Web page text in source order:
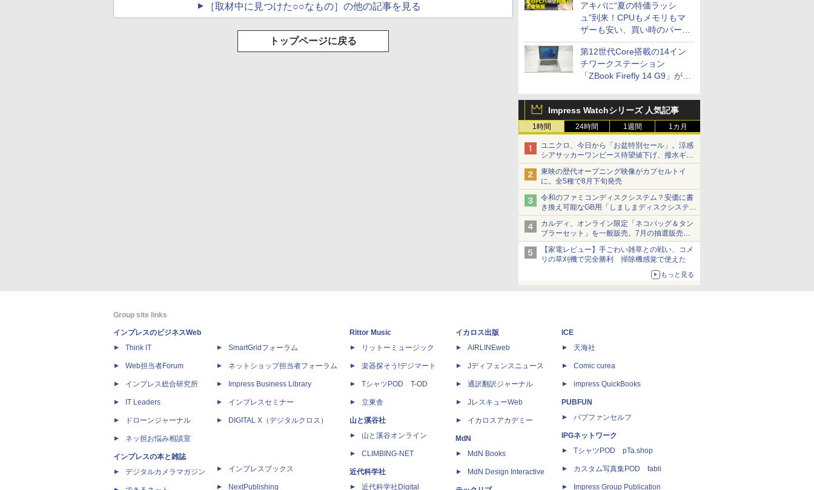
アキバに“夏の特価ラッシ
ュ”到来！CPUもメモリもマ
ザーも安い、買い時のパーツ
は？【8月7日(金)22時配信】
第12世代Core搭載の14イン
チワークステーション
「ZBook Firefly 14 G9」が
セール
Impress Watchシリーズ 人気記事
1時間 24時間 1週間 1カ月
ユニクロ、今日から「お盆特別セール」。涼感
シアサッカーワンピース待望値下げ、撥水ギア
ショーツは1990円に
東映の歴代オープニング映像がカプセルトイ
に。全5種で8月下旬発売
令和のファミコンディスクシステム？安価に書
き換え可能なGB用「しましまディスクシステ
ム」
カルディ、オンライン限定「ネコバッグ＆タン
ブラーセット」を一般販売。7月の抽選販売の
当選無効分
【家電レビュー】手ごわい雑草との戦い、コメ
リの草刈機で完全勝利 掃除機感覚で使えた
もっと見る
［取材中に見つけた○○なもの］の他の記事を見る
トップページに戻る
Group site links
インプレスのビジネスWeb
Think IT
Web担当者Forum
インプレス総合研究所
IT Leaders
ドローンジャーナル
ネッ担お悩み相談室
インプレスの本と雑誌
デジタルカメラマガジン
SmartGridフォーラム
ネットショップ担当者フォーラム
Impress Business Library
インプレスセミナー
DIGITAL X（デジタルクロス）
インプレスブックス
NextPublishing
Rittor Music
リットーミュージック
楽器探そう!デジマート
TシャツPOD T-OD
立東舎
山と溪谷社
山と溪谷オンライン
CLIMBING-NET
近代科学社
近代科学社Digital
イカロス出版
AIRLINEweb
Jディフェンスニュース
通訳翻訳ジャーナル
JレスキューWeb
イカロスアカデミー
MdN
MdN Books
MdN Design Interactive
ICE
天海社
Comic curea
impress QuickBooks
PUBFUN
パブファンセルフ
IPGネットワーク
TシャツPOD pTa.shop
カスタム写真集POD fabli
Impress Group Publication